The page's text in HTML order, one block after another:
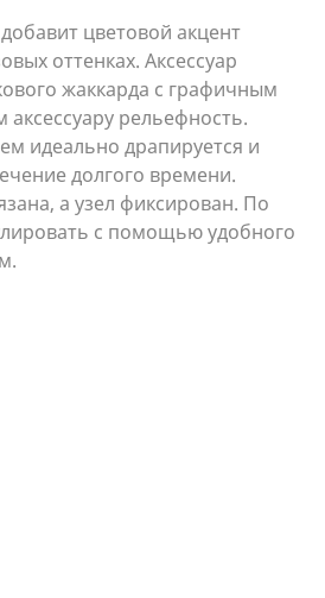
цветовой акцент
оттенках. Аксессуар
жаккарда с графичным
рельефность.
идеально драпируется и
долгого времени.
а узел фиксирован. По
с помощью удобного